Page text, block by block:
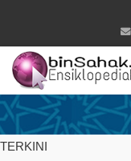
TERKINI